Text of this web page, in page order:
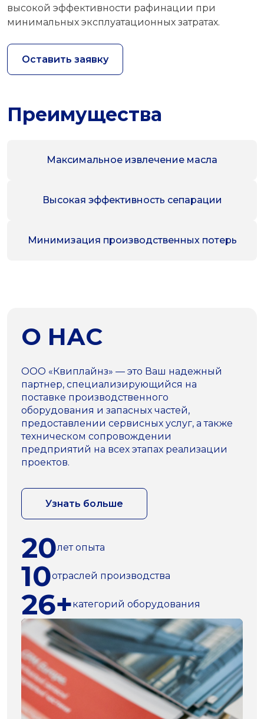
высокой эффективности рафинации при
минимальных эксплуатационных затратах.
Оставить заявку
Преимущества
Максимальное извлечение масла
Высокая эффективность сепарации
Минимизация производственных потерь
О НАС
ООО «Квиплайнз» — это Ваш надежный
партнер, специализирующийся на
поставке производственного
оборудования и запасных частей,
предоставлении сервисных услуг, а также
техническом сопровождении
предприятий на всех этапах реализации
проектов.
Узнать больше
20лет опыта
10отраслей производства
26+категорий оборудования